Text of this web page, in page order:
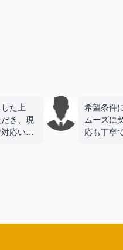
た上
き、現
応いた
。とて
きまし
希望条件
ムーズに
応も丁寧